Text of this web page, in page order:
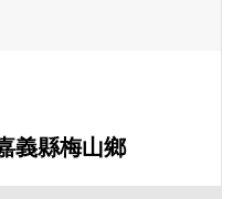
義縣梅山鄉